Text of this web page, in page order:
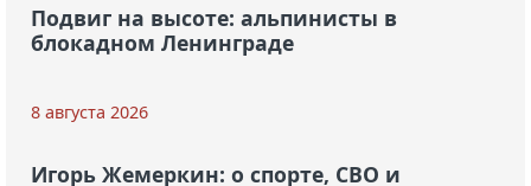
Подвиг на высоте: альпинисты в
блокадном Ленинграде
8 августа 2026
Игорь Жемеркин: о спорте, СВО и